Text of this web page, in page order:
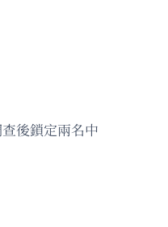
後鎖定兩名中